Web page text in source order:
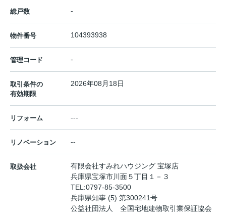
総戸数 -
物件番号 104393938
管理コード -
取引条件の
有効期限
2026年08月18日
リフォーム ---
リノベーション --
取扱会社
有限会社すみれハウジング 宝塚店
兵庫県宝塚市川面５丁目１－３
TEL:0797-85-3500
兵庫県知事 (5) 第300241号
公益社団法人 全国宅地建物取引業保証協会